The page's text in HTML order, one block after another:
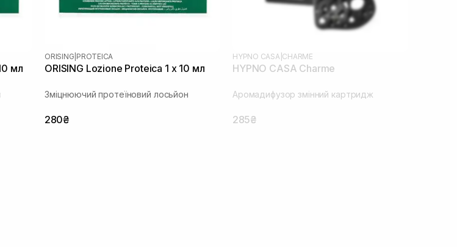
мл
ORISING PROTEICA
ORISING Lozione Proteica 1 х 10 мл
Зміцнюючий протеїновий лосьйон
280₴
HYPNO CASA CHARME
HYPNO CASA Charme
Аромадифузор змінний картридж
285₴